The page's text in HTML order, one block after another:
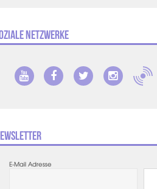
Netzwerke
E-Mail Adresse